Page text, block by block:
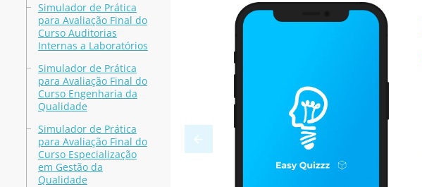
Simulador de Prática
para Avaliação Final do
Curso Auditorias
Internas a Laboratórios
Simulador de Prática
para Avaliação Final do
Curso Engenharia da
Qualidade
Simulador de Prática
para Avaliação Final do
Curso Especialização
em Gestão da
Qualidade